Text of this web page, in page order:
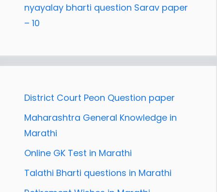
nyayalay bharti question Sarav paper
– 10
District Court Peon Question paper
Maharashtra General Knowledge in
Marathi
Online GK Test in Marathi
Talathi Bharti questions in Marathi